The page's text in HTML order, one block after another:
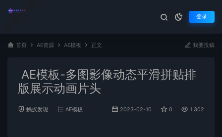
登录
首页 AE资源 AE模板 正文 我要投稿
AE模板-多图影像动态平滑拼贴排
版展示动画片头
蚂蚁发现 AE模板 2023-02-10 0 1,302